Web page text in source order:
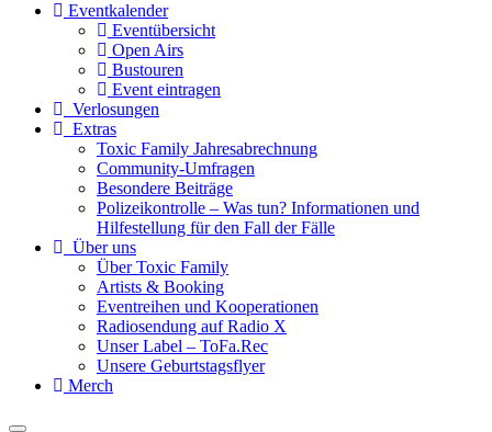
Eventkalender
Eventübersicht
Open Airs
Bustouren
Event eintragen
Verlosungen
Extras
Toxic Family Jahresabrechnung
Community-Umfragen
Besondere Beiträge
Polizeikontrolle – Was tun? Informationen und
Hilfestellung für den Fall der Fälle
Über uns
Über Toxic Family
Artists & Booking
Eventreihen und Kooperationen
Radiosendung auf Radio X
Unser Label – ToFa.Rec
Unsere Geburtstagsflyer
Merch